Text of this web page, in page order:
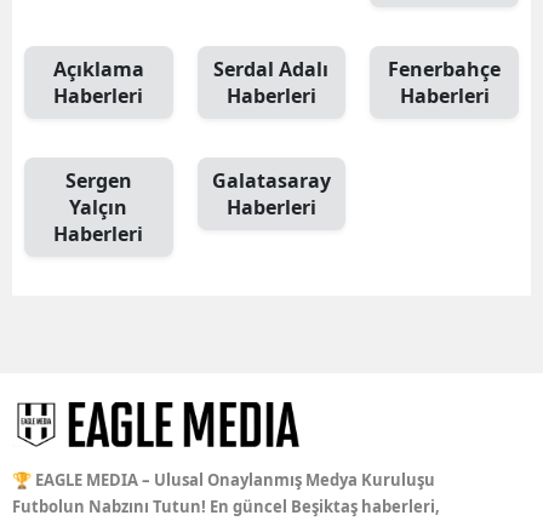
Açıklama
Haberleri
Serdal Adalı
Haberleri
Fenerbahçe
Haberleri
Sergen
Yalçın
Haberleri
Galatasaray
Haberleri
🏆 EAGLE MEDIA – Ulusal Onaylanmış Medya Kuruluşu
Futbolun Nabzını Tutun! En güncel Beşiktaş haberleri,